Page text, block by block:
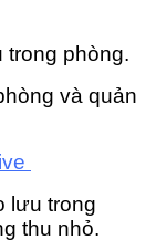
trong phòng.
và quản
lưu trong
thu nhỏ.